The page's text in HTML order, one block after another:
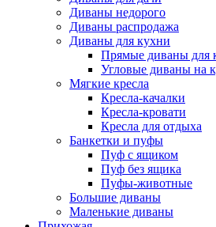
Диваны недорого
Диваны распродажа
Диваны для кухни
Прямые диваны для
Угловые диваны на
Мягкие кресла
Кресла-качалки
Кресла-кровати
Кресла для отдыха
Банкетки и пуфы
Пуф с ящиком
Пуф без ящика
Пуфы-животные
Большие диваны
Маленькие диваны